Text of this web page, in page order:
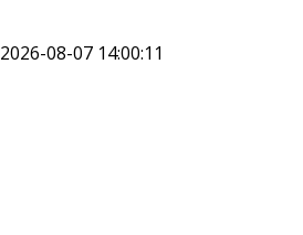
2026-08-07 14:00:11